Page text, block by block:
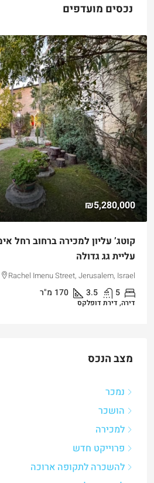
נכסים מועדפים
₪4,750,000
למכירה דירת גן שקטה
HaMelech Street, Jerusalem, Israel
3
3
101מ"ר
דירה, דירת גן
הושכר
למכירה
פרוייקט חדש
להשכרה לתקופה ארוכה
להשכרה לתקופה קצרה